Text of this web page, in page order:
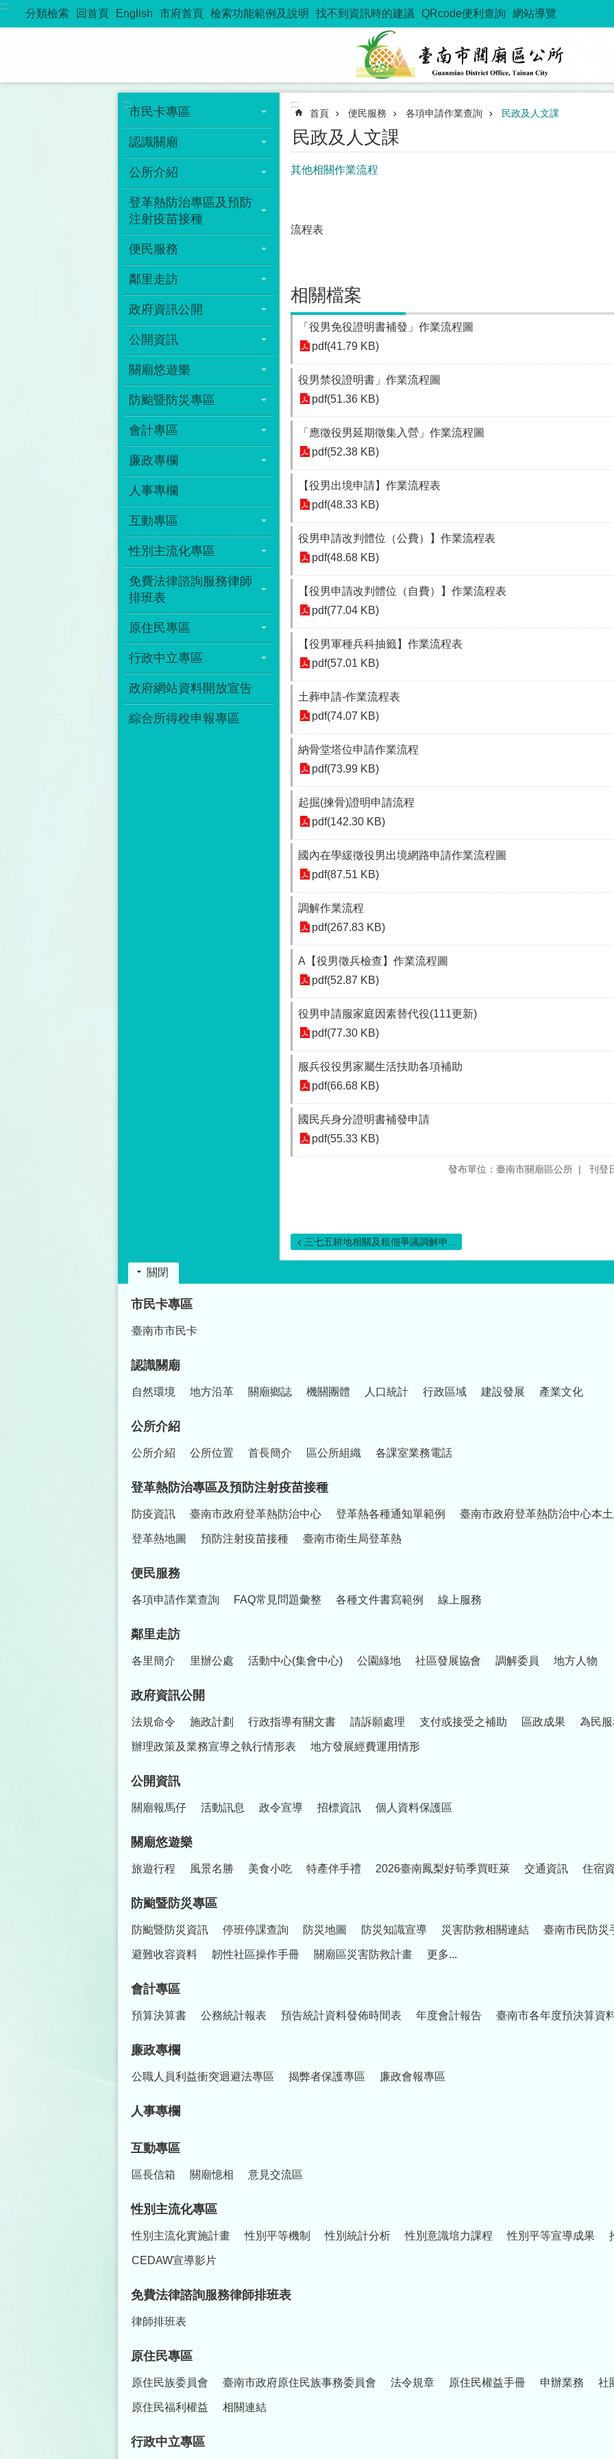
跳到主要內容區塊
:::
分類檢索 回首頁 English 市府首頁 檢索功能範例及說明 找不到資訊時的建議 QRcode便利查詢 網站導覽
:::
市民卡專區
認識關廟
公所介紹
登革熱防治專區及預防
注射疫苗接種
便民服務
鄰里走訪
政府資訊公開
公開資訊
關廟悠遊樂
防颱暨防災專區
會計專區
廉政專欄
人事專欄
互動專區
性別主流化專區
免費法律諮詢服務律師
排班表
原住民專區
行政中立專區
政府網站資料開放宣告
綜合所得稅申報專區
:::
首頁 便民服務 各項申請作業查詢 民政及人文課
民政及人文課
其他相關作業流程
流程表
相關檔案
「役男免役證明書補發」作業流程圖
pdf(41.79 KB)
役男禁役證明書」作業流程圖
pdf(51.36 KB)
「應徵役男延期徵集入營」作業流程圖
pdf(52.38 KB)
【役男出境申請】作業流程表
pdf(48.33 KB)
役男申請改判體位（公費）】作業流程表
pdf(48.68 KB)
【役男申請改判體位（自費）】作業流程表
pdf(77.04 KB)
【役男軍種兵科抽籤】作業流程表
pdf(57.01 KB)
土葬申請-作業流程表
pdf(74.07 KB)
納骨堂塔位申請作業流程
pdf(73.99 KB)
起掘(揀骨)證明申請流程
pdf(142.30 KB)
國內在學緩徵役男出境網路申請作業流程圖
pdf(87.51 KB)
調解作業流程
pdf(267.83 KB)
A【役男徵兵檢查】作業流程圖
pdf(52.87 KB)
役男申請服家庭因素替代役(111更新)
pdf(77.30 KB)
服兵役役男家屬生活扶助各項補助
pdf(66.68 KB)
國民兵身分證明書補發申請
pdf(55.33 KB)
發布單位：臺南市關廟區公所 刊登
三七五耕地相關及租佃爭議調解申...
關閉
市民卡專區
臺南市市民卡
認識關廟
自然環境 地方沿革 關廟鄉誌 機關團體 人口統計 行政區域 建設發展 產業文化
公所介紹
公所介紹 公所位置 首長簡介 區公所組織 各課室業務電話
登革熱防治專區及預防注射疫苗接種
防疫資訊 臺南市政府登革熱防治中心 登革熱各種通知單範例 臺南市政府登革熱防治中心本
登革熱地圖 預防注射疫苗接種 臺南市衛生局登革熱
便民服務
各項申請作業查詢 FAQ常見問題彙整 各種文件書寫範例 線上服務
鄰里走訪
各里簡介 里辦公處 活動中心(集會中心) 公園綠地 社區發展協會 調解委員 地方人物
政府資訊公開
法規命令 施政計劃 行政指導有關文書 請訴願處理 支付或接受之補助 區政成果 為民
辦理政策及業務宣導之執行情形表 地方發展經費運用情形
公開資訊
關廟報馬仔 活動訊息 政令宣導 招標資訊 個人資料保護區
關廟悠遊樂
旅遊行程 風景名勝 美食小吃 特產伴手禮 2026臺南鳳梨好筍季買旺萊 交通資訊 住宿
防颱暨防災專區
防颱暨防災資訊 停班停課查詢 防災地圖 防災知識宣導 災害防救相關連結 臺南市民防災
避難收容資料 韌性社區操作手冊 關廟區災害防救計畫 更多...
會計專區
預算決算書 公務統計報表 預告統計資料發佈時間表 年度會計報告 臺南市各年度預決算資
廉政專欄
公職人員利益衝突迴避法專區 揭弊者保護專區 廉政會報專區
人事專欄
互動專區
區長信箱 關廟憶相 意見交流區
性別主流化專區
性別主流化實施計畫 性別平等機制 性別統計分析 性別意識培力課程 性別平等宣導成果
CEDAW宣導影片
免費法律諮詢服務律師排班表
律師排班表
原住民專區
原住民族委員會 臺南市政府原住民族事務委員會 法令規章 原住民權益手冊 申辦業務 社
原住民福利權益 相關連結
行政中立專區